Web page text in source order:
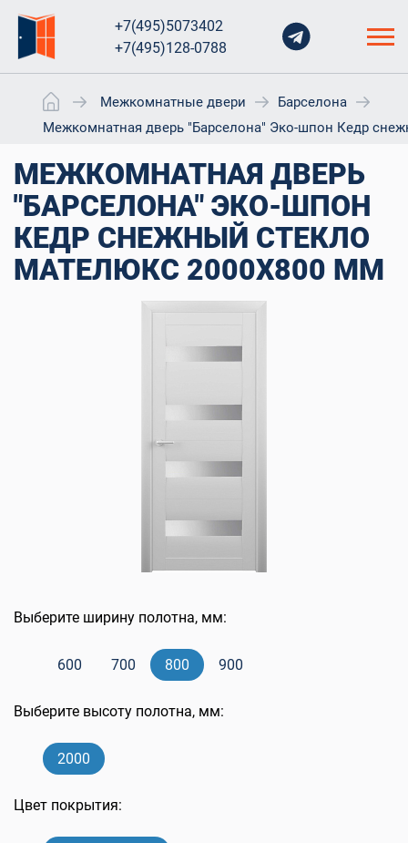
+7(495)5073402
+7(495)128-0788
Межкомнатные двери
Барселона
Межкомнатная дверь "Барселона" Эко-шпон Кедр
МЕЖКОМНАТНАЯ ДВЕРЬ
"БАРСЕЛОНА" ЭКО-ШПОН
КЕДР СНЕЖНЫЙ СТЕКЛО
МАТЕЛЮКС 2000X800 ММ
Выберите ширину полотна, мм:
600 700 800 900
Выберите высоту полотна, мм:
2000
Цвет покрытия: